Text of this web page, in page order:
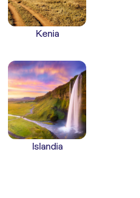
Kenia
Islandia